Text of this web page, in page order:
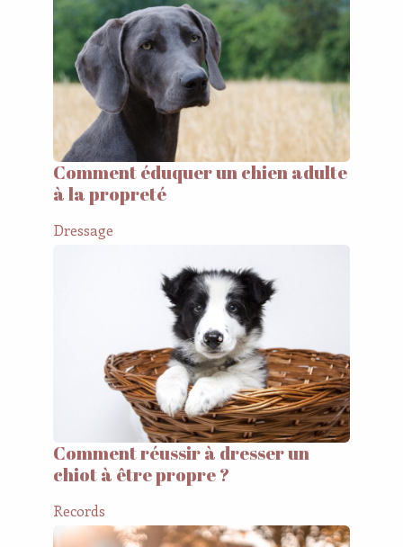
Comment éduquer un chien adulte
à la propreté
Dressage
Comment réussir à dresser un
chiot à être propre ?
Records